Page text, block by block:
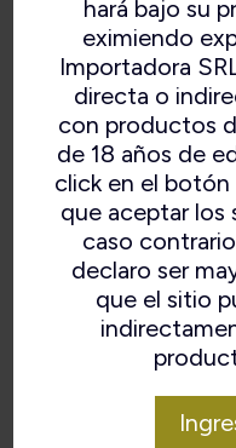
hará bajo su
eximiendo
Importadora
directa o
con productos
de 18 años de
click en el botón
que aceptar los
caso
declaro ser
que el sitio